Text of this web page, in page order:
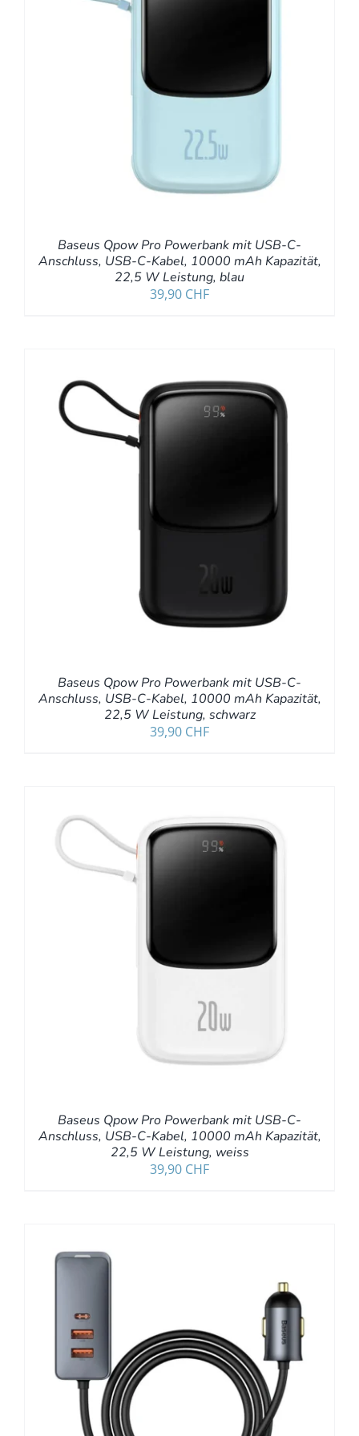
Baseus Qpow Pro Powerbank mit USB-C-
Anschluss, USB-C-Kabel, 10000 mAh Kapazität,
22,5 W Leistung, blau
39,90 CHF
Baseus Qpow Pro Powerbank mit USB-C-
Anschluss, USB-C-Kabel, 10000 mAh Kapazität,
22,5 W Leistung, schwarz
39,90 CHF
Baseus Qpow Pro Powerbank mit USB-C-
Anschluss, USB-C-Kabel, 10000 mAh Kapazität,
22,5 W Leistung, weiss
39,90 CHF